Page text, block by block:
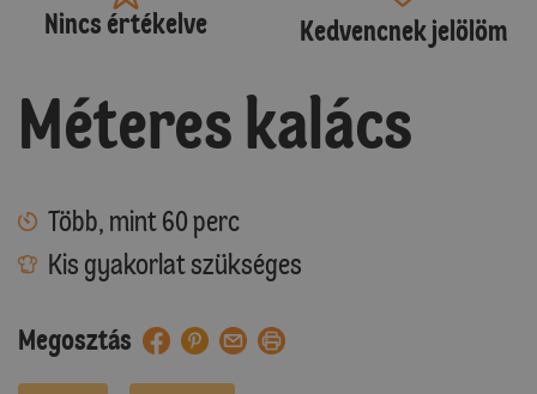
Nincs értékelve Kedvencnek jelölöm
Méteres kalács
Több, mint 60 perc
Kis gyakorlat szükséges
Megosztás